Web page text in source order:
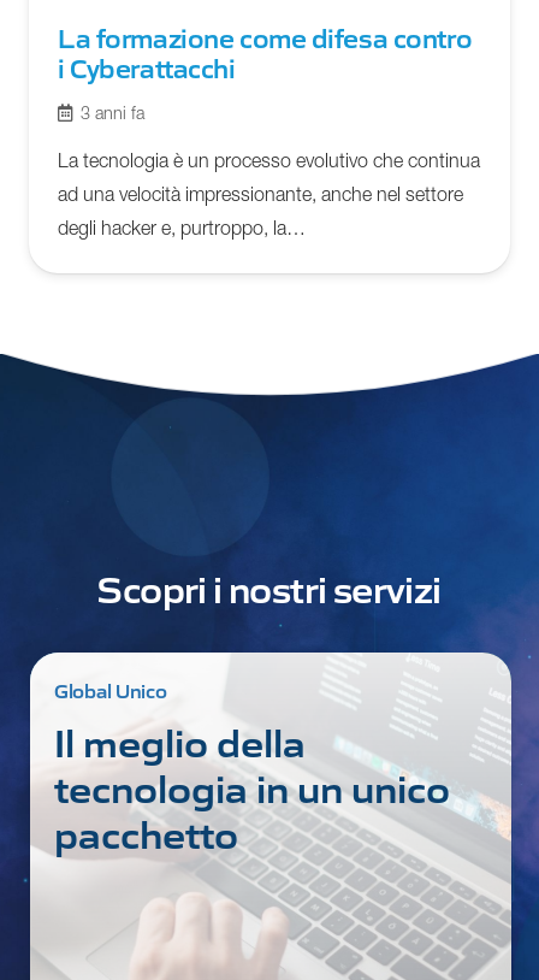
La formazione come difesa contro
i Cyberattacchi
3 anni fa
La tecnologia è un processo evolutivo che continua
ad una velocità impressionante, anche nel settore
degli hacker e, purtroppo, la…
Scopri i nostri servizi
Global Security
Protezione digitale
completa per la tua
azienda